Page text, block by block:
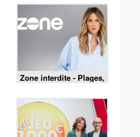
Zone interdite - Plages,
fêtes et traditions : un
été au cœur du Pays
basque